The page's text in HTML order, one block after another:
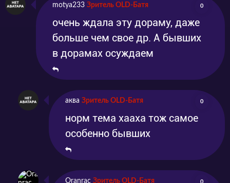
motya233 Зритель OLD-Батя 0
очень ждала эту дораму, даже
больше чем свое др. А бывших
в дорамах осуждаем
аква Зритель OLD-Батя 0
норм тема хааха тож самое
особенно бывших
Oranrac Зритель OLD-Батя 0